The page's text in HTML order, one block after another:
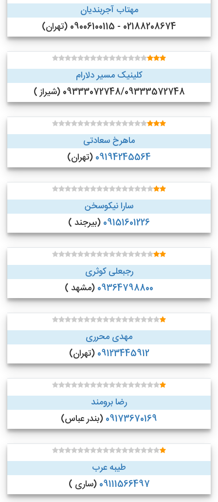
مهتاب آجربندیان
02188208674 - 09006100115 (تهران)
کلینیک مسیر دلارام
09333072748/09333572748 (شیراز )
ماهرخ سعادتی
09194245564 (تهران)
سارا نیکوسخن
09151601226 (بیرجند )
رجبعلی کوثری
09364798800 (مشهد )
مهدی محرری
09123445912 (تهران)
رضا برومند
09173670169 (بندر عباس)
طیبه عرب
09111566497 (ساری )